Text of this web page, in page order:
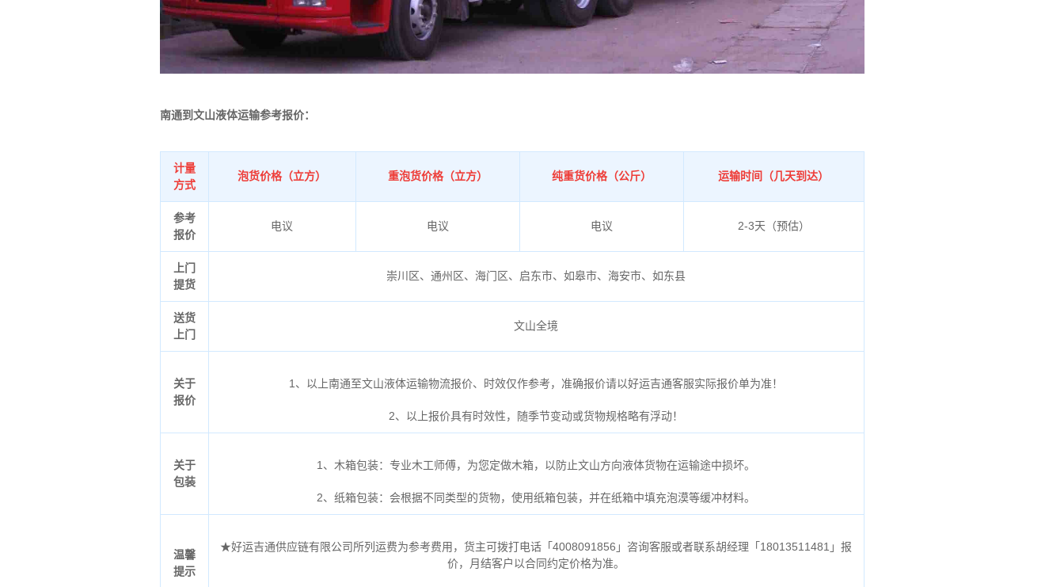
南通到文山液体运输参考报价：
计量
方式
泡货价格（立方） 重泡货价格（立方） 纯重货价格（公斤） 运输时间（几天到达）
参考
报价
电议 电议 电议 2-3天（预估）
上门
提货
崇川区、通州区、海门区、启东市、如皋市、海安市、如东县
送货
上门
文山全境
关于
报价
1、以上南通至文山液体运输物流报价、时效仅作参考，准确报价请以好运吉通客服实际报价单为准！
2、以上报价具有时效性，随季节变动或货物规格略有浮动！
关于
包装
1、木箱包装：专业木工师傅，为您定做木箱，以防止文山方向液体货物在运输途中损坏。
2、纸箱包装：会根据不同类型的货物，使用纸箱包装，并在纸箱中填充泡漠等缓冲材料。
温馨
提示
★好运吉通供应链有限公司所列运费为参考费用，货主可拨打电话「4008091856」咨询客服或者联系胡经理「18013511481」报
价，月结客户以合同约定价格为准。